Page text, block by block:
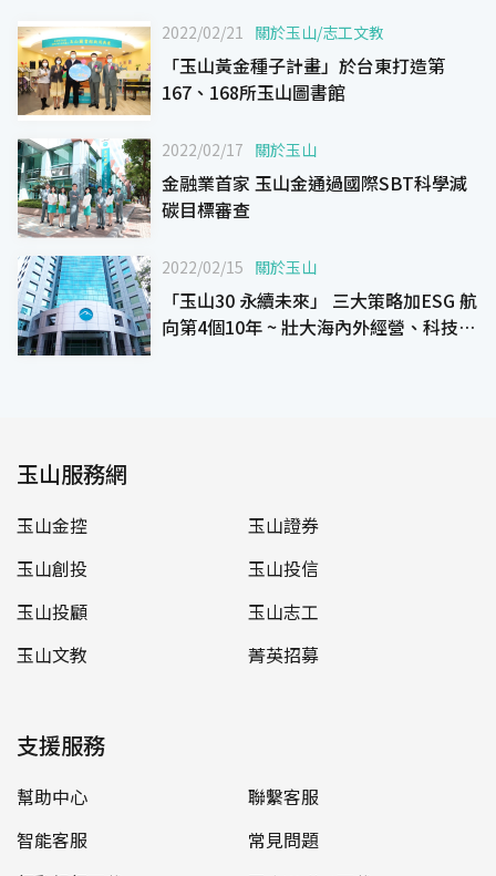
2022/02/21 關於玉山/志工文教
「玉山黃金種子計畫」於台東打造第
167、168所玉山圖書館
2022/02/17 關於玉山
金融業首家 玉山金通過國際SBT科學減
碳目標審查
2022/02/15 關於玉山
「玉山30 永續未來」 三大策略加ESG 航
向第4個10年 ~ 壯大海內外經營、科技領
玉山服務網
玉山金控
玉山證券
玉山創投
玉山投信
玉山投顧
玉山志工
玉山文教
菁英招募
支援服務
幫助中心
聯繫客服
智能客服
常見問題